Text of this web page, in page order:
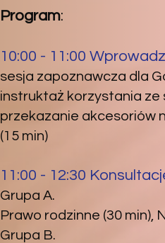
Program:
10:00 - 11:00
sesja zapoznawcza dla
instruktaż korzystania ze
przekazanie akcesoriów
(15 min)
11:00 - 12:30
Grupa A.
Prawo rodzinne (30 min),
Grupa B.